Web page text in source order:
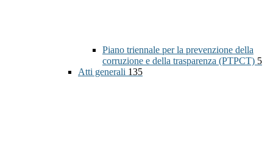
Piano triennale per la prevenzione della
corruzione e della trasparenza (PTPCT) 5
Atti generali 135